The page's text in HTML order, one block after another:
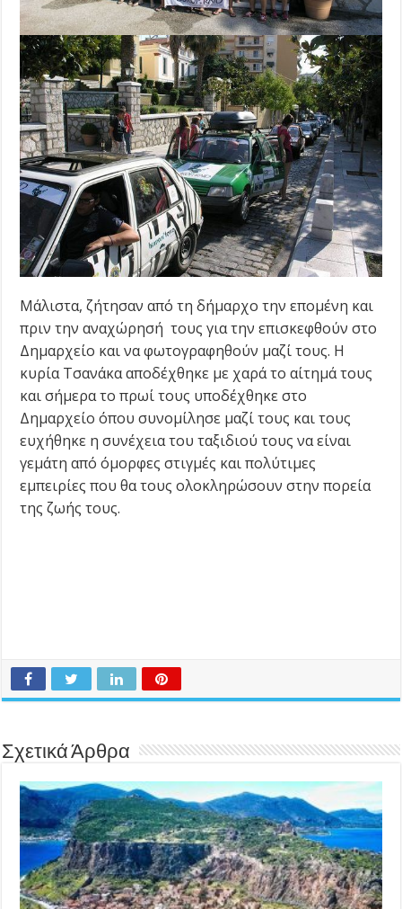
Μάλιστα, ζήτησαν από τη δήμαρχο την επομένη και
πριν την αναχώρησή τους για την επισκεφθούν στο
Δημαρχείο και να φωτογραφηθούν μαζί τους. Η
κυρία Τσανάκα αποδέχθηκε με χαρά το αίτημά τους
και σήμερα το πρωί τους υποδέχθηκε στο
Δημαρχείο όπου συνομίλησε μαζί τους και τους
ευχήθηκε η συνέχεια του ταξιδιού τους να είναι
γεμάτη από όμορφες στιγμές και πολύτιμες
εμπειρίες που θα τους ολοκληρώσουν στην πορεία
της ζωής τους.
Σχετικά Άρθρα